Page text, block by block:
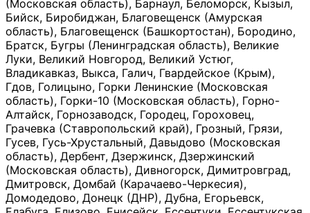
(Московская область), Барнаул, Беломорск, Кызыл,
Бийск, Биробиджан, Благовещенск (Амурская
область), Благовещенск (Башкортостан), Бородино,
Братск, Бугры (Ленинградская область), Великие
Луки, Великий Новгород, Великий Устюг,
Владикавказ, Выкса, Галич, Гвардейское (Крым),
Гдов, Голицыно, Горки Ленинские (Московская
область), Горки-10 (Московская область), Горно-
Алтайск, Горнозаводск, Городец, Гороховец,
Грачевка (Ставропольский край), Грозный, Грязи,
Гусев, Гусь-Хрустальный, Давыдово (Московская
область), Дербент, Дзержинск, Дзержинский
(Московская область), Дивногорск, Димитровград,
Дмитровск, Домбай (Карачаево-Черкесия),
Домодедово, Донецк (ДНР), Дубна, Егорьевск,